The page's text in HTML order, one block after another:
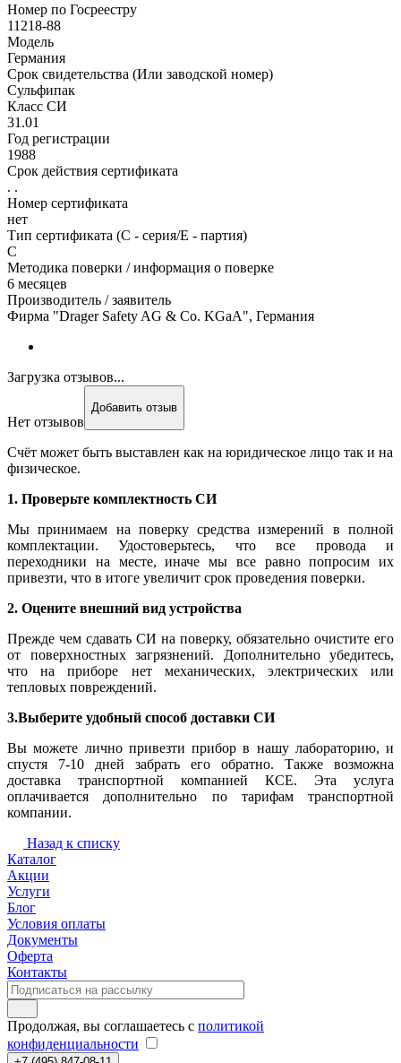
Номер по Госреестру
11218-88
Модель
Германия
Срок свидетельства (Или заводской номер)
Сульфипак
Класс СИ
31.01
Год регистрации
1988
Срок действия сертификата
. .
Номер сертификата
нет
Тип сертификата (C - серия/E - партия)
С
Методика поверки / информация о поверке
6 месяцев
Производитель / заявитель
Фирма "Drager Safety AG & Co. KGaA", Германия
Загрузка отзывов...
Нет отзывов
Добавить отзыв
Счёт может быть выставлен как на юридическое лицо так и на
физическое.
1. Проверьте комплектность СИ
Мы принимаем на поверку средства измерений в полной
комплектации. Удостоверьтесь, что все провода и
переходники на месте, иначе мы все равно попросим их
привезти, что в итоге увеличит срок проведения поверки.
2. Оцените внешний вид устройства
Прежде чем сдавать СИ на поверку, обязательно очистите его
от поверхностных загрязнений. Дополнительно убедитесь,
что на приборе нет механических, электрических или
тепловых повреждений.
3.Выберите удобный способ доставки СИ
Вы можете лично привезти прибор в нашу лабораторию, и
спустя 7-10 дней забрать его обратно. Также возможна
доставка транспортной компанией КСЕ. Эта услуга
оплачивается дополнительно по тарифам транспортной
компании.
Назад к списку
Каталог
Акции
Услуги
Блог
Условия оплаты
Документы
Оферта
Контакты
Продолжая, вы соглашаетесь с политикой
конфиденциальности